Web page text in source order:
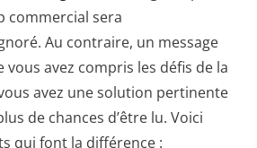
commercial sera
Au contraire, un message
avez compris les défis de la
avez une solution pertinente
de chances d’être lu. Voici
qui font la différence :